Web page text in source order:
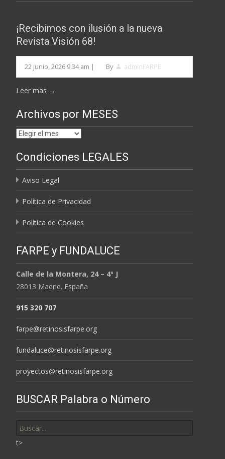
¡Recibimos con ilusión a la nueva
Revista Visión 68!
22 junio, 2026 9:34 am | By adminFARPE
Leer mas →
Archivos por MESES
Archivos
MESES
Condiciones LEGALES
Aviso Legal
Política de Privacidad
Política de Cookies
FARPE y FUNDALUCE
Calle de la Montera, 24 – 4º J
28013 Madrid. España
915 320 707
farpe@retinosisfarpe.org
fundaluce@retinosisfarpe.org
proyectos@retinosisfarpe.org
BUSCAR Palabra o Número
por:
t>